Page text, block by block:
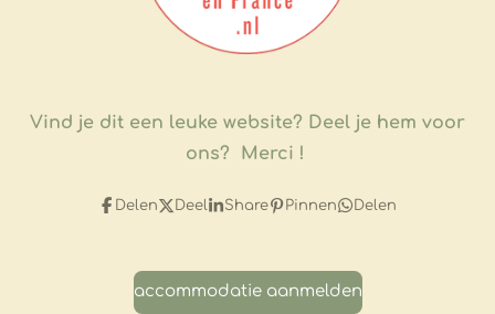
Vind je dit een leuke website? Deel je hem voor
ons? Merci !
Delen Deel Share Pinnen Delen
accommodatie aanmelden